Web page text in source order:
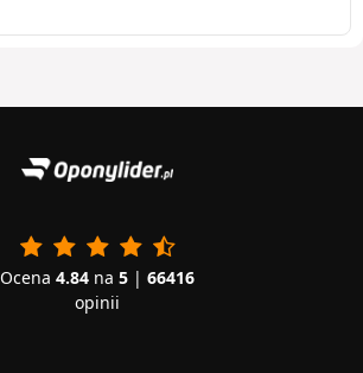
Ocena 4.84 na 5 | 66416
opinii